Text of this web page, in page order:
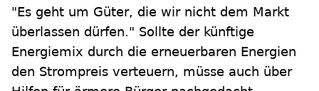
"Es geht um Güter, die wir nicht dem Markt
überlassen dürfen." Sollte der künftige
Energiemix durch die erneuerbaren Energien
den Strompreis verteuern, müsse auch über